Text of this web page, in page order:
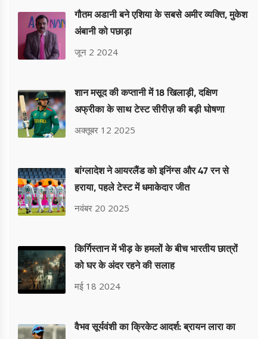
गौतम अडानी बने एशिया के सबसे अमीर व्यक्ति, मुकेश
अंबानी को पछाड़ा
जून 2 2024
शान मसूद की कप्तानी में 18 खिलाड़ी, दक्षिण
अफ्रीका के साथ टेस्ट सीरीज़ की बड़ी घोषणा
अक्तूबर 12 2025
बांग्लादेश ने आयरलैंड को इनिंग्स और 47 रन से
हराया, पहले टेस्ट में धमाकेदार जीत
नवंबर 20 2025
किर्गिस्तान में भीड़ के हमलों के बीच भारतीय छात्रों
को घर के अंदर रहने की सलाह
मई 18 2024
वैभव सूर्यवंशी का क्रिकेट आदर्श: ब्रायन लारा का